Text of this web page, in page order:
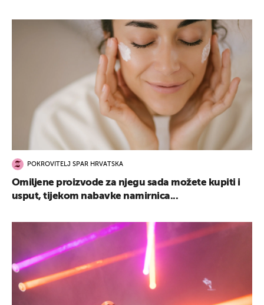
POKROVITELJ SPAR HRVATSKA
Omiljene proizvode za njegu sada možete kupiti i
usput, tijekom nabavke namirnica...